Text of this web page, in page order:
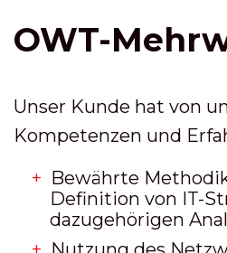
OWT-
Unser Kunde hat von
Kompetenzen und
Bewährte
Definition von IT-
dazugehörigen